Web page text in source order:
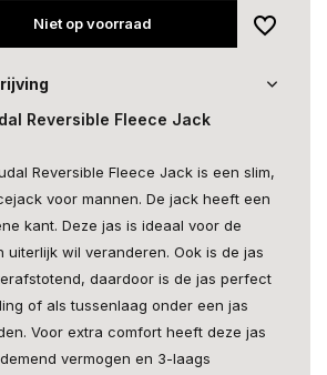
Niet op voorraad
Reversible Fleece Jack
Reversible Fleece Jack is een slim,
voor mannen. De jack heeft een
kant. Deze jas is ideaal voor de
uiterlijk wil veranderen. Ook is de jas
daardoor is de jas perfect
of als tussenlaag onder een jas
Voor extra comfort heeft deze jas
vermogen en 3-laags